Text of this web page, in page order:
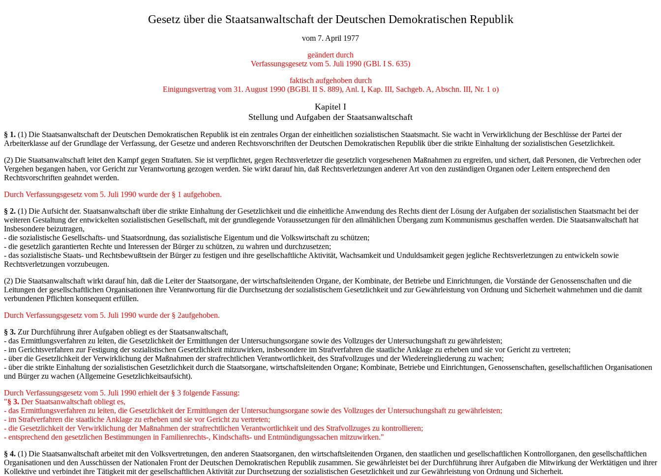
Gesetz über die Staatsanwaltschaft der Deutschen Demokratischen Republik
vom 7. April 1977
geändert durch
Verfassungsgesetz vom 5. Juli 1990 (GBl. I S. 635)
faktisch aufgehoben durch
Einigungsvertrag vom 31. August 1990 (BGBl. II S. 889), Anl. I, Kap. III, Sachgeb. A, Abschn. III, Nr. 1 o)
Kapitel I
Stellung und Aufgaben der Staatsanwaltschaft
§ 1. (1) Die Staatsanwaltschaft der Deutschen Demokratischen Republik ist ein zentrales Organ der einheitlichen sozialistischen Staatsmacht. Sie wacht in Verwirklichung der Beschlüsse der Partei der
Arbeiterklasse auf der Grundlage der Verfassung, der Gesetze und anderen Rechtsvorschriften der Deutschen Demokratischen Republik über die strikte Einhaltung der sozialistischen Gesetzlichkeit.
(2) Die Staatsanwaltschaft leitet den Kampf gegen Straftaten. Sie ist verpflichtet, gegen Rechtsverletzer die gesetzlich vorgesehenen Maßnahmen zu ergreifen, und sichert, daß Personen, die Verbrechen oder
Vergehen begangen haben, vor Gericht zur Verantwortung gezogen werden. Sie wirkt darauf hin, daß Rechtsverletzungen anderer Art von den zuständigen Organen oder Leitern entsprechend den
Rechtsvorschriften geahndet werden.
Durch Verfassungsgesetz vom 5. Juli 1990 wurde der § 1 aufgehoben.
§ 2. (1) Die Aufsicht der. Staatsanwaltschaft über die strikte Einhaltung der Gesetzlichkeit und die einheitliche Anwendung des Rechts dient der Lösung der Aufgaben der sozialistischen Staatsmacht bei der
weiteren Gestaltung der entwickelten sozialistischen Gesellschaft, mit der grundlegende Voraussetzungen für den allmählichen Übergang zum Kommunismus geschaffen werden. Die Staatsanwaltschaft hat
Insbesondere beizutragen,
- die sozialistische Gesellschafts- und Staatsordnung, das sozialistische Eigentum und die Volkswirtschaft zu schützen;
- die gesetzlich garantierten Rechte und Interessen der Bürger zu schützen, zu wahren und durchzusetzen;
- das sozialistische Staats- und Rechtsbewußtsein der Bürger zu festigen und ihre gesellschaftliche Aktivität, Wachsamkeit und Unduldsamkeit gegen jegliche Rechtsverletzungen zu entwickeln sowie
Rechtsverletzungen vorzubeugen.
(2) Die Staatsanwaltschaft wirkt darauf hin, daß die Leiter der Staatsorgane, der wirtschaftsleitenden Organe, der Kombinate, der Betriebe und Einrichtungen, die Vorstände der Genossenschaften und die
Leitungen der gesellschaftlichen Organisationen ihre Verantwortung für die Durchsetzung der sozialistischem Gesetzlichkeit und zur Gewährleistung von Ordnung und Sicherheit wahrnehmen und die damit
verbundenen Pflichten konsequent erfüllen.
Durch Verfassungsgesetz vom 5. Juli 1990 wurde der § 2aufgehoben.
§ 3. Zur Durchführung ihrer Aufgaben obliegt es der Staatsanwaltschaft,
- das Ermittlungsverfahren zu leiten, die Gesetzlichkeit der Ermittlungen der Untersuchungsorgane sowie des Vollzuges der Untersuchungshaft zu gewährleisten;
- im Gerichtsverfahren zur Festigung der sozialistischen Gesetzlichkeit mitzuwirken, insbesondere im Strafverfahren die staatliche Anklage zu erheben und sie vor Gericht zu vertreten;
- über die Gesetzlichkeit der Verwirklichung der Maßnahmen der strafrechtlichen Verantwortlichkeit, des Strafvollzuges und der Wiedereingliederung zu wachen;
- über die strikte Einhaltung der sozialistischen Gesetzlichkeit durch die Staatsorgane, wirtschaftsleitenden Organe; Kombinate, Betriebe und Einrichtungen, Genossenschaften, gesellschaftlichen Organisationen
und Bürger zu wachen (Allgemeine Gesetzlichkeitsaufsicht).
Durch Verfassungsgesetz vom 5. Juli 1990 erhielt der § 3 folgende Fassung:
"§ 3. Der Staatsanwaltschaft obliegt es,
- das Ermittlungsverfahren zu leiten, die Gesetzlichkeit der Ermittlungen der Untersuchungsorgane sowie des Vollzuges der Untersuchungshaft zu gewährleisten;
- im Strafverfahren die staatliche Anklage zu erheben und sie vor Gericht zu vertreten;
- die Gesetzlichkeit der Verwirklichung der Maßnahmen der strafrechtlichen Verantwortlichkeit und des Strafvollzuges zu kontrollieren;
- entsprechend den gesetzlichen Bestimmungen in Familienrechts-, Kindschafts- und Entmündigungssachen mitzuwirken."
§ 4. (1) Die Staatsanwaltschaft arbeitet mit den Volksvertretungen, den anderen Staatsorganen, den wirtschaftsleitenden Organen, den staatlichen und gesellschaftlichen Kontrollorganen, den gesellschaftlichen
Organisationen und den Ausschüssen der Nationalen Front der Deutschen Demokratischen Republik zusammen. Sie gewährleistet bei der Durchführung ihrer Aufgaben die Mitwirkung der Werktätigen und ihrer
Kollektive und verbindet ihre Tätigkeit mit der gesellschaftlichen Aktivität zur Durchsetzung der sozialistischen Gesetzlichkeit und zur Gewährleistung von Ordnung und Sicherheit.